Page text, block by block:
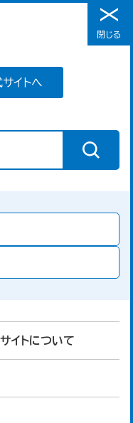
メニュー
イトへ
イトについて
閉じる